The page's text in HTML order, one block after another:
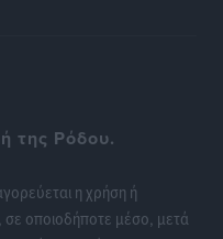
της Ρόδου.
η χρήση ή
οποιοδήποτε μέσο, μετά